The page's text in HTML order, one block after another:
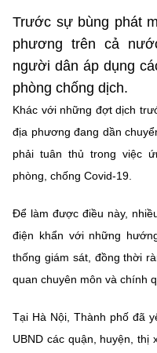
Sở hữu trí tuệ
Tiêu chuẩn, đo
Năng lượng nguyên tử
Tin tổng hợp
Tin địa phương
Lấy ý kiến người dân
Khoa học và Công
Đổi mới sáng tạo
Chuyển đổi số
Bưu chính, Viễn thông
Tiêu chuẩn, đo lường,
Năng lượng nguyên
THƯ ĐIỆN TỬ
Khác
Videos
Ảnh
Voice
Chọn ngôn ngữ
Vietnamese
Trước sự bùng phát
phương trên cả
người dân áp dụng
phòng chống dịch.
Khác với những đợt dịch
địa phương đang dần
phải tuân thủ trong việc
phòng, chống Covid-19.
Để làm được điều này,
điện khẩn với những
thống giám sát, đồng thời
quan chuyên môn và chính
Tại Hà Nội, Thành phố đã
UBND các quận, huyện, thị